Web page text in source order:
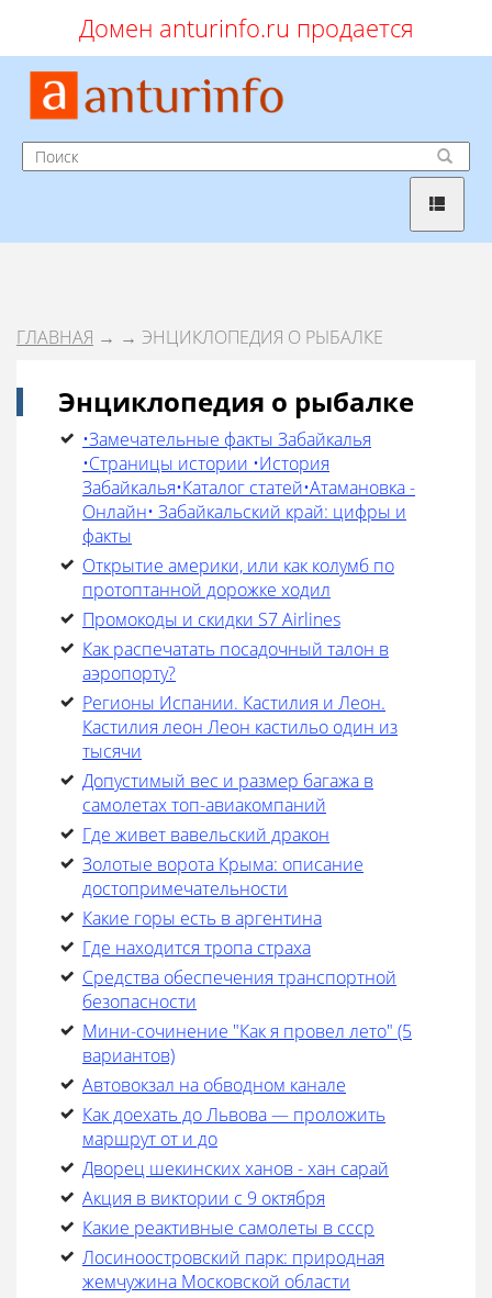
Домен anturinfo.ru продается
ГЛАВНАЯ → → ЭНЦИКЛОПЕДИЯ О РЫБАЛКЕ
Энциклопедия о рыбалке
•Замечательные факты Забайкалья
•Страницы истории •История
Забайкалья•Каталог статей•Атамановка -
Онлайн• Забайкальский край: цифры и
факты
Открытие америки, или как колумб по
протоптанной дорожке ходил
Промокоды и скидки S7 Airlines
Как распечатать посадочный талон в
аэропорту?
Регионы Испании. Кастилия и Леон.
Кастилия леон Леон кастильо один из
тысячи
Допустимый вес и размер багажа в
самолетах топ-авиакомпаний
Где живет вавельский дракон
Золотые ворота Крыма: описание
достопримечательности
Какие горы есть в аргентина
Где находится тропа страха
Средства обеспечения транспортной
безопасности
Мини-сочинение "Как я провел лето" (5
вариантов)
Автовокзал на обводном канале
Как доехать до Львова — проложить
маршрут от и до
Дворец шекинских ханов - хан сарай
Акция в виктории с 9 октября
Какие реактивные самолеты в ссср
Лосиноостровский парк: природная
жемчужина Московской области